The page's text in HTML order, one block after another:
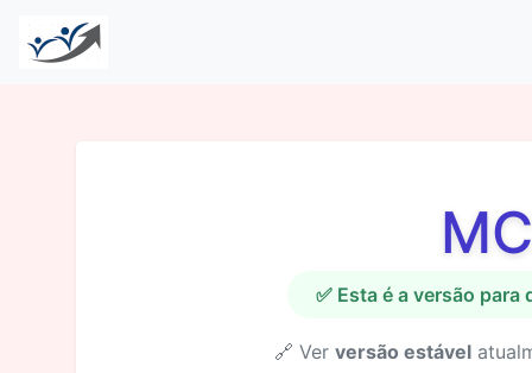
✅ Esta é a versão
🔗 Ver versão estável